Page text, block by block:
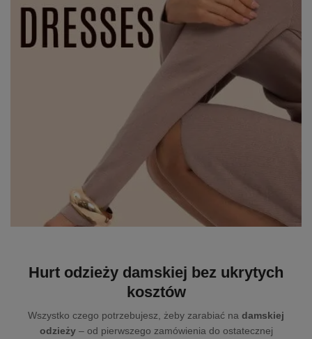
Hurt odzieży damskiej bez ukrytych
kosztów
Wszystko czego potrzebujesz, żeby zarabiać na damskiej
odzieży– od pierwszego zamówienia do ostatecznej